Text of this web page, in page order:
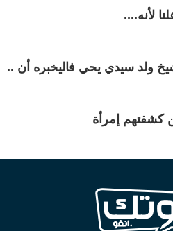
لأنه....
ولد سيدي يحي فاليخبره أن ..